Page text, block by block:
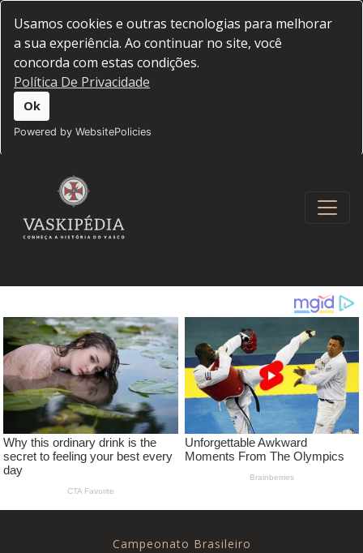
Usamos cookies e outras tecnologias para melhorar
a sua experiência. Ao continuar no site, você
concorda com estas condições.
Política De Privacidade
Ok
Powered by WebsitePolicies
Campeonato Brasileiro